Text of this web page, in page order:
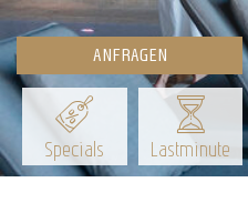
ANFRAGEN
Specials Lastminute